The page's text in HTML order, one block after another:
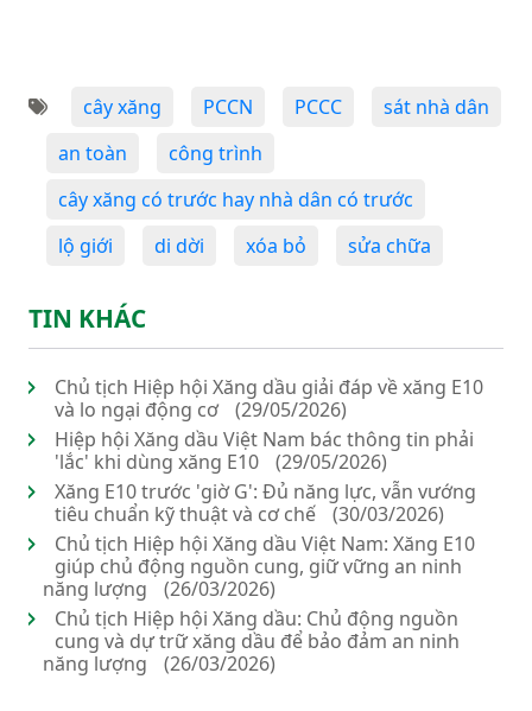
cây xăng PCCN PCCC
sát nhà dân
an toàn
công trình
cây xăng có trước hay nhà dân có trước
lộ giới
di dời xóa bỏ sửa chữa
TIN KHÁC
Chủ tịch Hiệp hội Xăng dầu giải đáp về xăng E10
và lo ngại động cơ
(29/05/2026)
Hiệp hội Xăng dầu Việt Nam bác thông tin phải
'lắc' khi dùng xăng E10
(29/05/2026)
Xăng E10 trước 'giờ G': Đủ năng lực, vẫn vướng
tiêu chuẩn kỹ thuật và cơ chế
(30/03/2026)
Chủ tịch Hiệp hội Xăng dầu Việt Nam: Xăng E10
giúp chủ động nguồn cung, giữ vững an ninh
năng lượng
(26/03/2026)
Chủ tịch Hiệp hội Xăng dầu: Chủ động nguồn
cung và dự trữ xăng dầu để bảo đảm an ninh
năng lượng
(26/03/2026)